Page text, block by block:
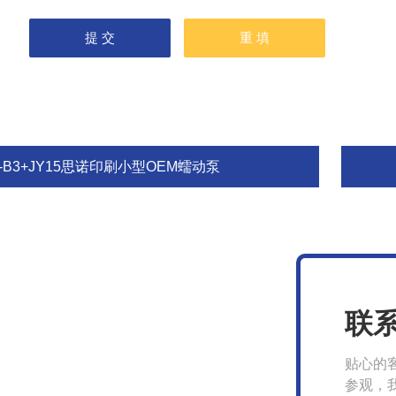
B3+JY15思诺印刷小型OEM蠕动泵
联
贴心的
参观，